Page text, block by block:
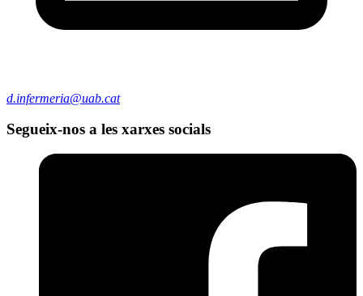
d.infermeria@uab.cat
Segueix-nos a les xarxes socials